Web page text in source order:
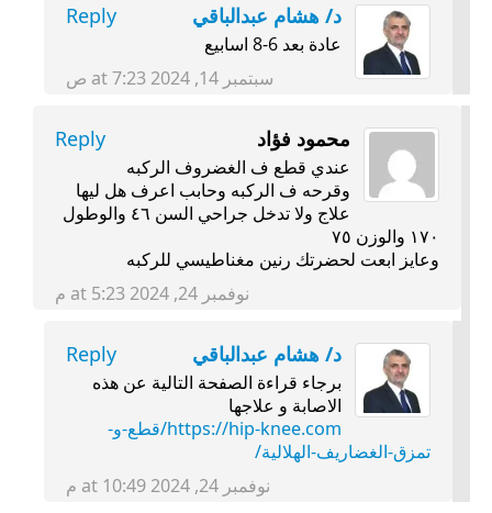
د/ هشام عبدالباقي Reply
عادة بعد 6-8 اسابيع
سبتمبر 14, 2024 at 7:23 ص
محمود فؤاد Reply
عندي قطع ف الغضروف الركبه
وقرحه ف الركبه وحابب اعرف هل ليها
علاج ولا تدخل جراحي السن ٤٦ والوطول
١٧٠ والوزن ٧٥
وعايز ابعت لحضرتك رنين مغناطيسي للركبه
نوفمبر 24, 2024 at 5:23 م
د/ هشام عبدالباقي Reply
برجاء قراءة الصفحة التالية عن هذه
الاصابة و علاجها
https://hip-knee.com/قطع-و-
تمزق-الغضاريف-الهلالية/
نوفمبر 24, 2024 at 10:49 م